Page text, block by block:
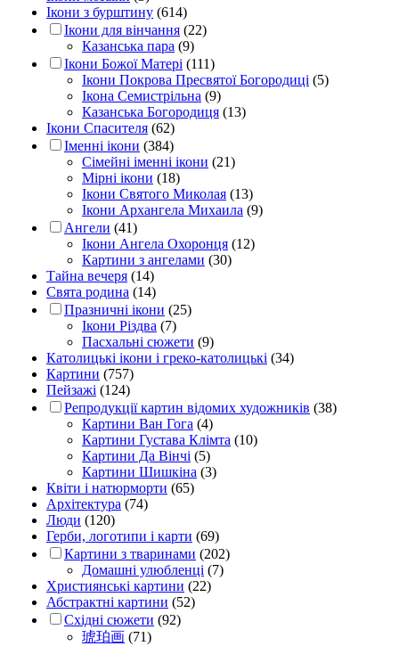
Ікони з бурштину (614)
Ікони для вінчання (22)
Казанська пара (9)
Ікони Божої Матері (111)
Ікони Покрова Пресвятої Богородиці (5)
Ікона Семистрільна (9)
Казанська Богородиця (13)
Ікони Спасителя (62)
Іменні ікони (384)
Сімейні іменні ікони (21)
Мірні ікони (18)
Ікони Святого Миколая (13)
Ікони Архангела Михаила (9)
Ангели (41)
Ікони Ангела Охоронця (12)
Картини з ангелами (30)
Тайна вечеря (14)
Свята родина (14)
Празничні ікони (25)
Ікони Різдва (7)
Пасхальні сюжети (9)
Католицькі ікони і греко-католицькі (34)
Картини (757)
Пейзажі (124)
Репродукції картин відомих художників (38)
Картини Ван Гога (4)
Картини Густава Клімта (10)
Картини Да Вінчі (5)
Картини Шишкіна (3)
Квіти і натюрморти (65)
Архітектура (74)
Люди (120)
Герби, логотипи і карти (69)
Картини з тваринами (202)
Домашні улюбленці (7)
Християнські картини (22)
Абстрактні картини (52)
Східні сюжети (92)
琥珀画 (71)